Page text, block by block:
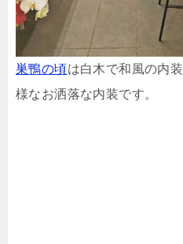
巣鴨の頃は白木で和風の内
様なお洒落な内装です。